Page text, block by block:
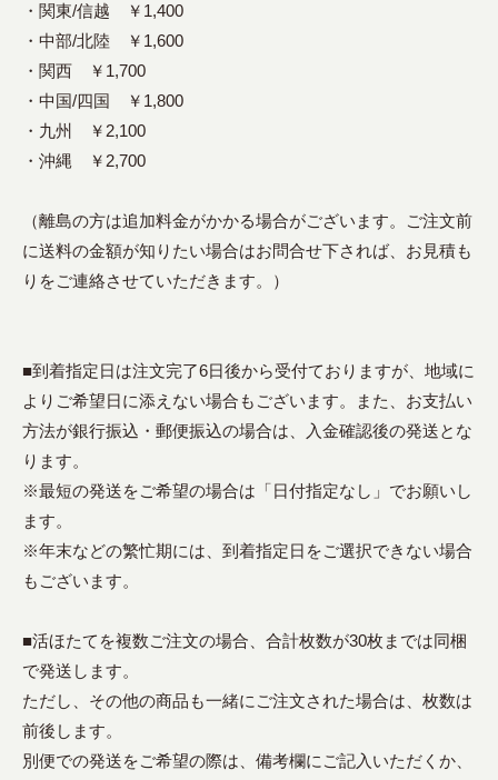
・関東/信越 ￥1,400
・中部/北陸 ￥1,600
・関西 ￥1,700
・中国/四国 ￥1,800
・九州 ￥2,100
・沖縄 ￥2,700
（離島の方は追加料金がかかる場合がございます。ご注文前
に送料の金額が知りたい場合はお問合せ下されば、お見積も
りをご連絡させていただきます。）
■到着指定日は注文完了6日後から受付ておりますが、地域に
よりご希望日に添えない場合もございます。また、お支払い
方法が銀行振込・郵便振込の場合は、入金確認後の発送とな
ります。
※最短の発送をご希望の場合は「日付指定なし」でお願いし
ます。
※年末などの繁忙期には、到着指定日をご選択できない場合
もございます。
■活ほたてを複数ご注文の場合、合計枚数が30枚までは同梱
で発送します。
ただし、その他の商品も一緒にご注文された場合は、枚数は
前後します。
別便での発送をご希望の際は、備考欄にご記入いただくか、